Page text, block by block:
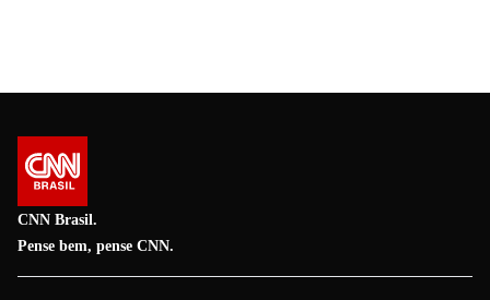
CNN Brasil.
Pense bem, pense CNN.